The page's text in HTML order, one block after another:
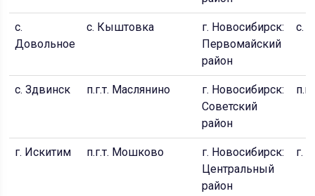
с.
Довольное
с. Кыштовка
г. Новосибирск:
Первомайский
район
с.
с. Здвинск п.г.т. Маслянино
г. Новосибирск:
Советский
район
г. Искитим п.г.т. Мошково
г. Новосибирск:
Центральный
район
г.